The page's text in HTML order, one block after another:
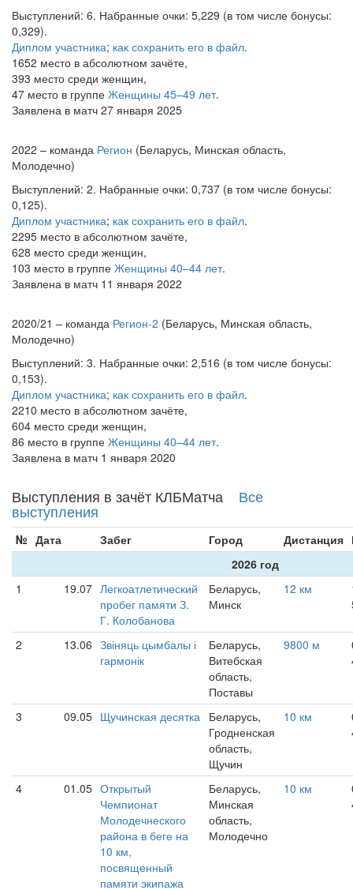
Выступлений: 6. Набранные очки: 5,229 (в том числе бонусы:
0,329).
Диплом участника; как сохранить его в файл.
1652 место в абсолютном зачёте,
393 место среди женщин,
47 место в группе Женщины 45–49 лет.
Заявлена в матч 27 января 2025
2022 – команда Регион (Беларусь, Минская область,
Молодечно)
Выступлений: 2. Набранные очки: 0,737 (в том числе бонусы:
0,125).
Диплом участника; как сохранить его в файл.
2295 место в абсолютном зачёте,
628 место среди женщин,
103 место в группе Женщины 40–44 лет.
Заявлена в матч 11 января 2022
2020/21 – команда Регион-2 (Беларусь, Минская область,
Молодечно)
Выступлений: 3. Набранные очки: 2,516 (в том числе бонусы:
0,153).
Диплом участника; как сохранить его в файл.
2210 место в абсолютном зачёте,
604 место среди женщин,
86 место в группе Женщины 40–44 лет.
Заявлена в матч 1 января 2020
Выступления в зачёт КЛБМатча Все
выступления
№ Дата Забег Город Дистанция
2026 год
1
19.07 Легкоатлетический
пробег памяти З.
Г. Колобанова
Беларусь,
Минск
12 км
2 13.06 Звіняць цымбалы і
гармонік
Беларусь,
Витебская
область,
Поставы
9800 м
3 09.05 Щучинская десятка Беларусь,
Гродненская
область,
Щучин
10 км
4 01.05 Открытый
Чемпионат
Молодечнеского
района в беге на
10 км,
посвященный
памяти экипажа
Беларусь,
Минская
область,
Молодечно
10 км